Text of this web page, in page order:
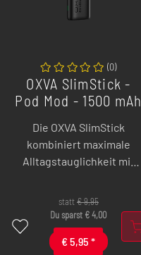
statt€9,95
Du sparst € 4,00
€ 5,95 *
(0)
OXVA SlimStick -
Pod Mod - 1500 mAh
Die OXVA SlimStick
kombiniert maximale
Alltagstauglichkeit mit
System, das mit
tastenloser Bedienung,
authentischem MTL-